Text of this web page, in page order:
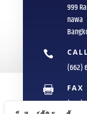
999
nawa
 CALL
(662)
 FAX
(662)